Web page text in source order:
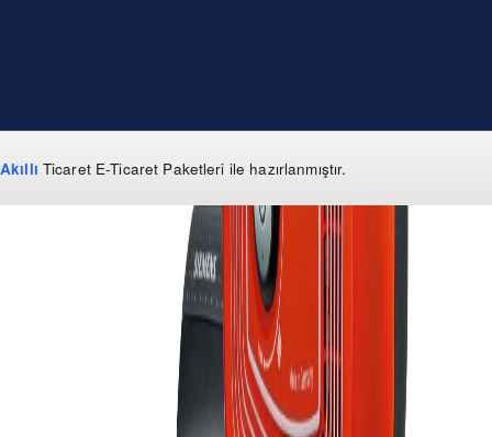
Akıllı Ticaret E-Ticaret Paketleri ile hazırlanmıştır.